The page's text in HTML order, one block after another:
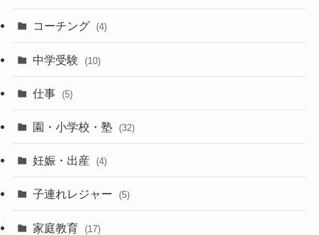
コーチング (4)
中学受験 (10)
仕事 (5)
園・小学校・塾 (32)
妊娠・出産 (4)
子連れレジャー (5)
家庭教育 (17)